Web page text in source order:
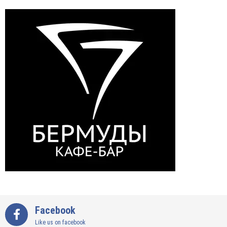
Facebook
Like us on facebook